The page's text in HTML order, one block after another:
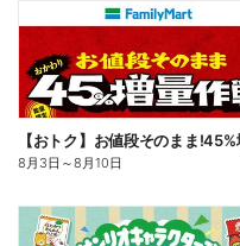
8月3日 ～8月10日